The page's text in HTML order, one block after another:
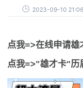
2023-09-10 21:06
点我=>在线申请雄
点我=>"雄才卡"历